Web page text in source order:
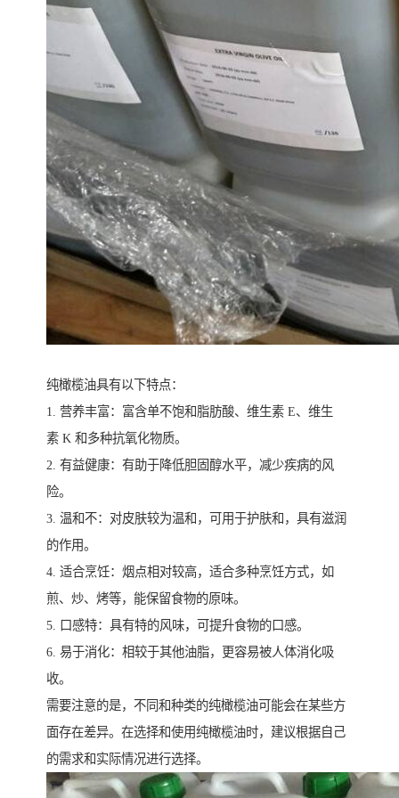
纯橄榄油具有以下特点：
1. 营养丰富：富含单不饱和脂肪酸、维生素 E、维生
素 K 和多种抗氧化物质。
2. 有益健康：有助于降低胆固醇水平，减少疾病的风
险。
3. 温和不：对皮肤较为温和，可用于护肤和，具有滋润
的作用。
4. 适合烹饪：烟点相对较高，适合多种烹饪方式，如
煎、炒、烤等，能保留食物的原味。
5. 口感特：具有特的风味，可提升食物的口感。
6. 易于消化：相较于其他油脂，更容易被人体消化吸
收。
需要注意的是，不同和种类的纯橄榄油可能会在某些方
面存在差异。在选择和使用纯橄榄油时，建议根据自己
的需求和实际情况进行选择。